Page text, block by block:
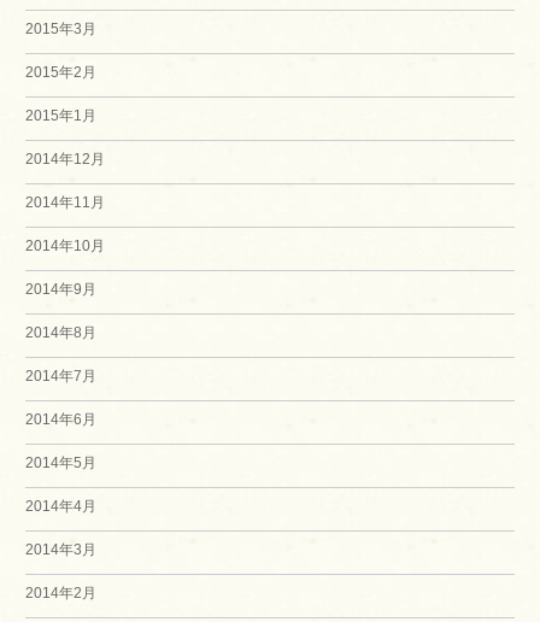
2015年3月
2015年2月
2015年1月
2014年12月
2014年11月
2014年10月
2014年9月
2014年8月
2014年7月
2014年6月
2014年5月
2014年4月
2014年3月
2014年2月